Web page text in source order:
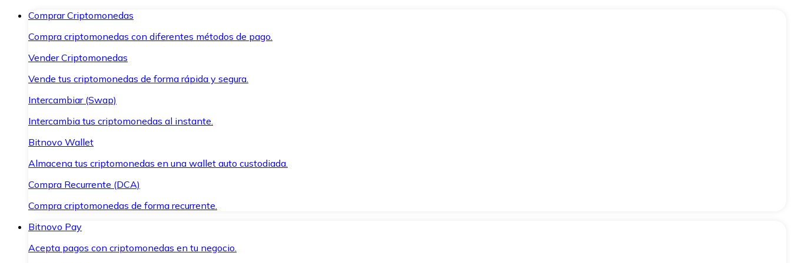
Comprar Criptomonedas
Compra criptomonedas con diferentes métodos de pago.
Vender Criptomonedas
Vende tus criptomonedas de forma rápida y segura.
Intercambiar (Swap)
Intercambia tus criptomonedas al instante.
Bitnovo Wallet
Almacena tus criptomonedas en una wallet auto custodiada.
Compra Recurrente (DCA)
Compra criptomonedas de forma recurrente.
Bitnovo Pay
Acepta pagos con criptomonedas en tu negocio.